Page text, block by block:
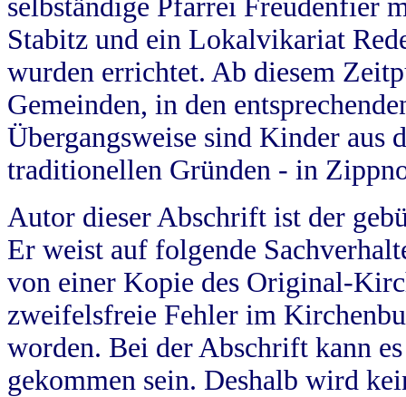
selbständige Pfarrei Freudenfier
Stabitz und ein Lokalvikariat
wurden errichtet. Ab diesem
Gemeinden, in den
Übergangsweise sind Kinder aus
traditionellen Gründen - in
Autor dieser Abschrift ist der
Er weist auf folgende
von einer Kopie des Original-
zweifelsfreie Fehler im
worden. Bei der Abschrift kann
gekommen sein. Deshalb wird